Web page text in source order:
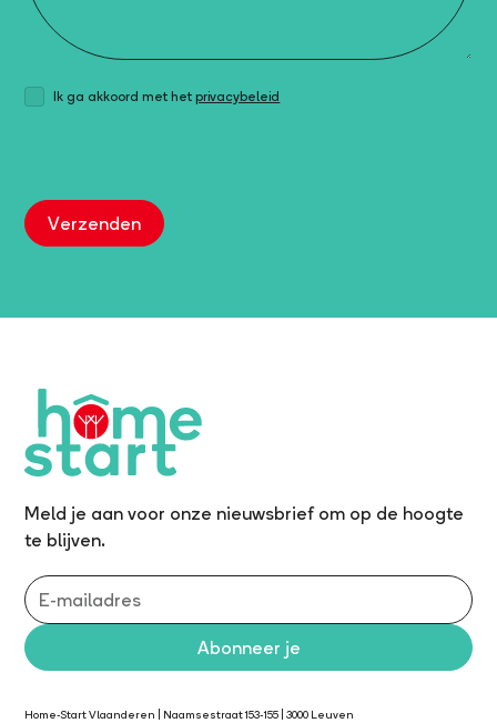
Ik ga akkoord met hetprivacybeleid
Meld je aan voor onze nieuwsbrief om op de hoogte
te blijven.
Home-Start Vlaanderen | Naamsestraat 153-155 | 3000 Leuven